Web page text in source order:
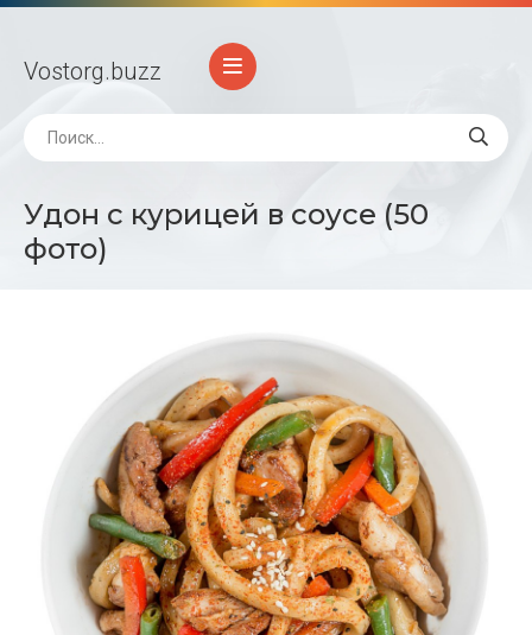
Vostorg.buzz
Удон с курицей в соусе (50
фото)